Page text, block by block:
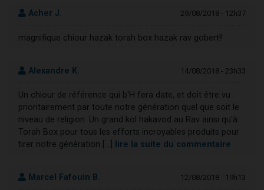
Acher J. 29/08/2018 - 12h37
magnifique chiour hazak torah box hazak rav gobert!!
Alexandre K. 14/08/2018 - 23h33
Un chiour de référence qui b'H fera date, et doit être vu
prioritairement par toute notre génération quel que soit le
niveau de religion. Un grand kol hakavod au Rav ainsi qu'à
Torah Box pour tous les efforts incroyables produits pour
tirer notre génération [...]
lire la suite du commentaire
Marcel Fafouin B. 12/08/2018 - 19h13